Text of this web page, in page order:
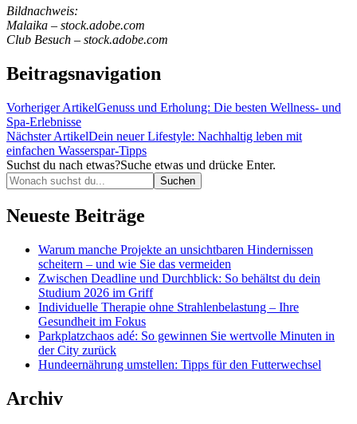
Bildnachweis:
Malaika – stock.adobe.com
Club Besuch – stock.adobe.com
Beitragsnavigation
Vorheriger ArtikelGenuss und Erholung: Die besten Wellness- und
Spa-Erlebnisse
Nächster ArtikelDein neuer Lifestyle: Nachhaltig leben mit
einfachen Wasserspar-Tipps
Suchst du nach etwas?Suche etwas und drücke Enter.
Neueste Beiträge
Warum manche Projekte an unsichtbaren Hindernissen
scheitern – und wie Sie das vermeiden
Zwischen Deadline und Durchblick: So behältst du dein
Studium 2026 im Griff
Individuelle Therapie ohne Strahlenbelastung – Ihre
Gesundheit im Fokus
Parkplatzchaos adé: So gewinnen Sie wertvolle Minuten in
der City zurück
Hundeernährung umstellen: Tipps für den Futterwechsel
Archiv